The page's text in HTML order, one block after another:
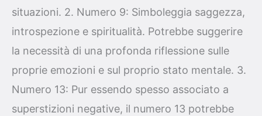
situazioni. 2. Numero 9: Simboleggia saggezza,
introspezione e spiritualità. Potrebbe suggerire
la necessità di una profonda riflessione sulle
proprie emozioni e sul proprio stato mentale. 3.
Numero 13: Pur essendo spesso associato a
superstizioni negative, il numero 13 potrebbe